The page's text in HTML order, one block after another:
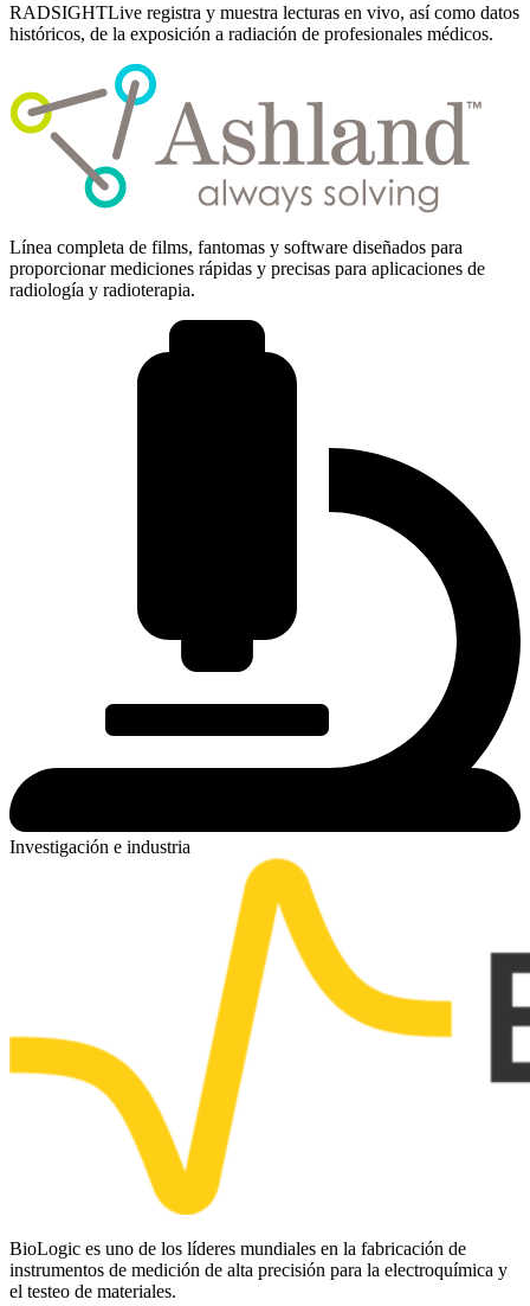
RADSIGHTLive registra y muestra lecturas en vivo, así como datos
históricos, de la exposición a radiación de profesionales médicos.
Línea completa de films, fantomas y software diseñados para
proporcionar mediciones rápidas y precisas para aplicaciones de
radiología y radioterapia.
Investigación e industria
BioLogic es uno de los líderes mundiales en la fabricación de
instrumentos de medición de alta precisión para la electroquímica y
el testeo de materiales.